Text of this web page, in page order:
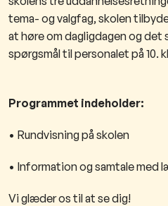
tema- og valgfag, skolen
at høre om dagligdagen og det
spørgsmål til personalet på 10.
Programmet indeholder:
• Rundvisning på skolen
• Information og samtale med
Vi glæder os til at se dig!​